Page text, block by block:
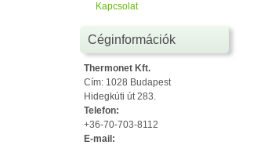
Kapcsolat
Céginformációk
Thermonet Kft.
Cím: 1028 Budapest
Hidegkúti út 283.
Telefon:
+36-70-703-8112
E-mail: